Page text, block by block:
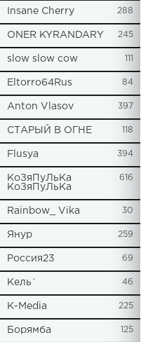
Insane Cherry 288
ONER KYRANDARY 245
slow slow cow 111
Eltorro64Rus 84
Anton Vlasov 397
СТАРЫЙ В ОГНЕ 118
Flusya 394
КоЗяПуЛьКа
КоЗяПуЛьКа
616
Rainbow_ Vika 30
Янур 259
Россия23 69
Кель` 46
К-Media 225
Борямба 125